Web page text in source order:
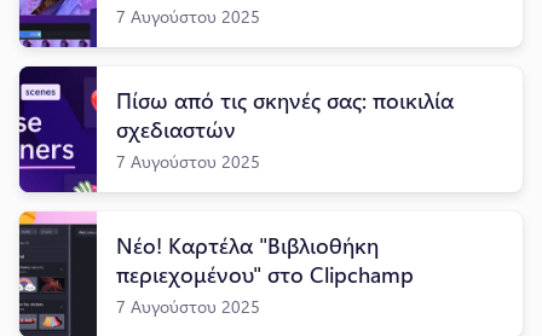
7 Αυγούστου 2025
Πίσω από τις σκηνές σας: ποικιλία
σχεδιαστών
7 Αυγούστου 2025
Νέο! Καρτέλα "Βιβλιοθήκη
περιεχομένου" στο Clipchamp
7 Αυγούστου 2025